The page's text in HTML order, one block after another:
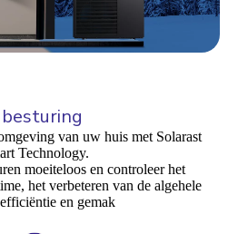
van uw huis met Solarast
Technology.
moeiteloos en controleer het
het verbeteren van de algehele
en gemak